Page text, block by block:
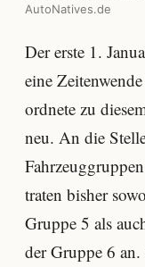
AutoNatives.de
Der erste 1.
eine
ordnete zu
neu. An die
traten bisher
Gruppe 5 als
der Gruppe 6